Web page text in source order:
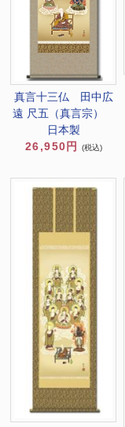
真言十三仏 田中広
遠 尺五（真言宗）
日本製
26,950円
(税込)